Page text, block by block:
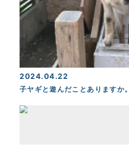
2024.04.22
子ヤギと遊んだことありますか。